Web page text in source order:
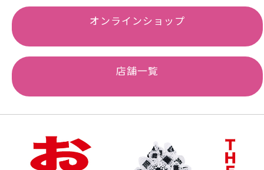
オンラインショップ
店舗一覧